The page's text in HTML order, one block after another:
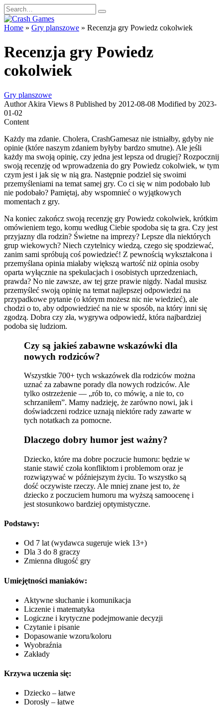
Skip
to
content
Search
for:
Home » Gry planszowe » Recenzja gry Powiedz cokolwiek
Recenzja gry Powiedz
cokolwiek
Gry planszowe
Author Akira Views 8 Published by 2012-08-08 Modified by 2023-
01-02
Content
Każdy ma zdanie. Cholera, CrashGamesaz nie istniałby, gdyby nie
opinie (które naszym zdaniem byłyby bardzo smutne). Ale jeśli
każdy ma swoją opinię, czy jedna jest lepsza od drugiej? Rozpocznij
swoją recenzję od wprowadzenia do gry Powiedz cokolwiek, w tym
czym jest i jak się w nią gra. Następnie podziel się swoimi
przemyśleniami na temat samej gry. Co ci się w nim podobało lub
nie podobało? Pamiętaj, aby wspomnieć o wyjątkowych
momentach z gry.
Na koniec zakończ swoją recenzję gry Powiedz cokolwiek, krótkim
omówieniem tego, komu według Ciebie spodoba się ta gra. Czy jest
przyjazny dla rodzin? Świetne na imprezy? Lepsze dla niektórych
grup wiekowych? Niech czytelnicy wiedzą, czego się spodziewać,
zanim sami spróbują coś powiedzieć! Z pewnością wykształcona i
przemyślana opinia miałaby większą wartość niż opinia osoby
oparta wyłącznie na spekulacjach i osobistych uprzedzeniach,
prawda? No nie zawsze, aw tej grze prawie nigdy. Nadal musisz
przemyśleć swoją opinię na temat najlepszej odpowiedzi na
przypadkowe pytanie (o którym możesz nic nie wiedzieć), ale
chodzi o to, aby odpowiedzieć na nie w sposób, na który inni się
zgodzą. Dobra czy zła, wygrywa odpowiedź, która najbardziej
podoba się ludziom.
Czy są jakieś zabawne wskazówki dla
nowych rodziców?
Wszystkie 700+ tych wskazówek dla rodziców można
uznać za zabawne porady dla nowych rodziców. Ale
tylko ostrzeżenie — „rób to, co mówię, a nie to, co
schrzaniłem”. Mamy nadzieję, że zarówno nowi, jak i
doświadczeni rodzice uznają niektóre rady zawarte w
tych notatkach za pomocne.
Dlaczego dobry humor jest ważny?
Dziecko, które ma dobre poczucie humoru: będzie w
stanie stawić czoła konfliktom i problemom oraz je
rozwiązywać w późniejszym życiu. To wszystko są
dość oczywiste rzeczy. Ale mniej znane jest to, że
dziecko z poczuciem humoru ma wyższą samoocenę i
jest stosunkowo bardziej optymistyczne.
Podstawy:
Od 7 lat (wydawca sugeruje wiek 13+)
Dla 3 do 8 graczy
Zmienna długość gry
Umiejętności maniaków:
Aktywne słuchanie i komunikacja
Liczenie i matematyka
Logiczne i krytyczne podejmowanie decyzji
Czytanie i pisanie
Dopasowanie wzoru/koloru
Wyobraźnia
Zakłady
Krzywa uczenia się:
Dziecko – łatwe
Dorosły – łatwe